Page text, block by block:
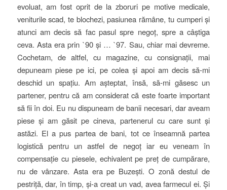
evoluat, am fost oprit de la zboruri pe motive medicale,
veniturile scad, te blochezi, pasiunea rămâne, tu cumperi și
atunci am decis să fac pasul spre negoț, spre a câștiga
ceva. Asta era prin `90 și … `97. Sau, chiar mai devreme.
Cochetam, de altfel, cu magazine, cu consignații, mai
depuneam piese pe ici, pe colea și apoi am decis să-mi
deschid un spațiu. Am așteptat, însă, să-mi găsesc un
partener, pentru că am considerat că este foarte important
să fii în doi. Eu nu dispuneam de banii necesari, dar aveam
piese și am găsit pe cineva, partenerul cu care sunt și
astăzi. El a pus partea de bani, tot ce înseamnă partea
logistică pentru un astfel de negoț iar eu veneam în
compensație cu piesele, echivalent pe preț de cumpărare,
nu de vânzare. Asta era pe Buzești. O zonă destul de
pestriță, dar, în timp, și-a creat un vad, avea farmecul ei. Și